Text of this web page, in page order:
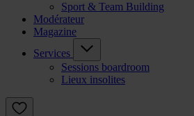
Sport & Team Building
Modérateur
Magazine
Services
Sessions boardroom
Lieux insolites